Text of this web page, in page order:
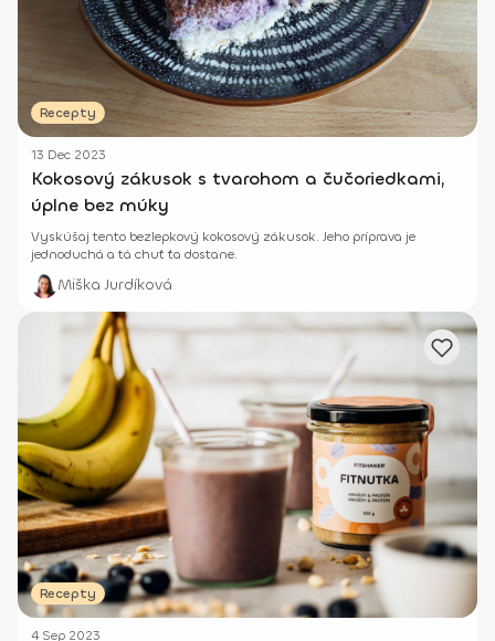
Recepty
13 Dec 2023
Kokosový zákusok s tvarohom a čučoriedkami,
úplne bez múky
Vyskúšaj tento bezlepkový kokosový zákusok. Jeho príprava je
jednoduchá a tá chuť ťa dostane.
Miška Jurdíková
Recepty
4 Sep 2023